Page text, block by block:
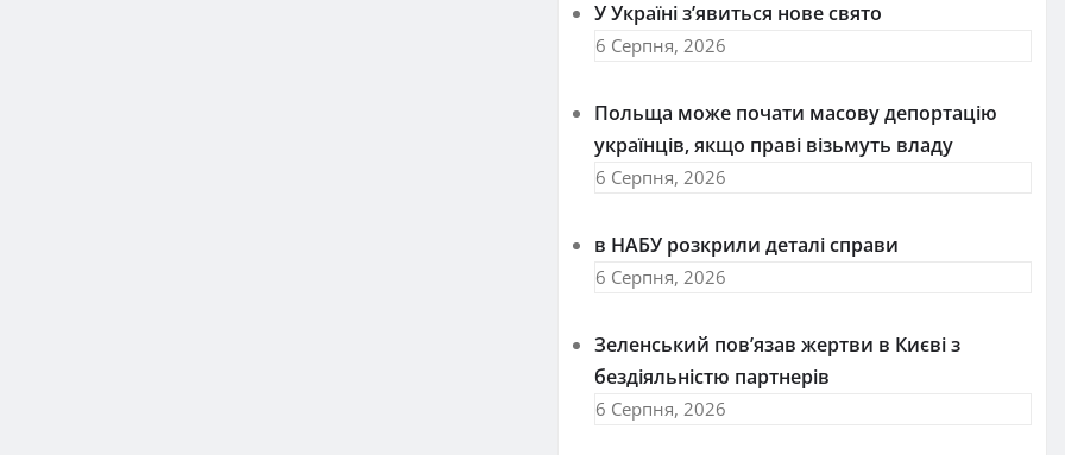
У Україні з’явиться нове свято
6 Серпня, 2026
Польща може почати масову депортацію
українців, якщо праві візьмуть владу
6 Серпня, 2026
в НАБУ розкрили деталі справи
6 Серпня, 2026
Зеленський пов’язав жертви в Києві з
бездіяльністю партнерів
6 Серпня, 2026